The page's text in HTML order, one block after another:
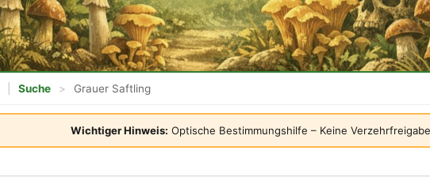
Suche > Grauer Saftling
Wichtiger Hinweis: Optische Bestimmungshilfe – Keine